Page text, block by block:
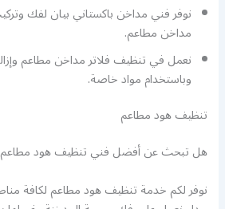
نوفر فني مداخن باكستاني بيان لفك
مداخن مطاعم.
نعمل في تنظيف فلاتر مداخن مطاعم
وباستخدام مواد خاصة.
تنظيف هود مطاعم
هل تبحث عن أفضل فني تنظيف هود
نوفر لكم خدمة تنظيف هود مطاعم لكافة